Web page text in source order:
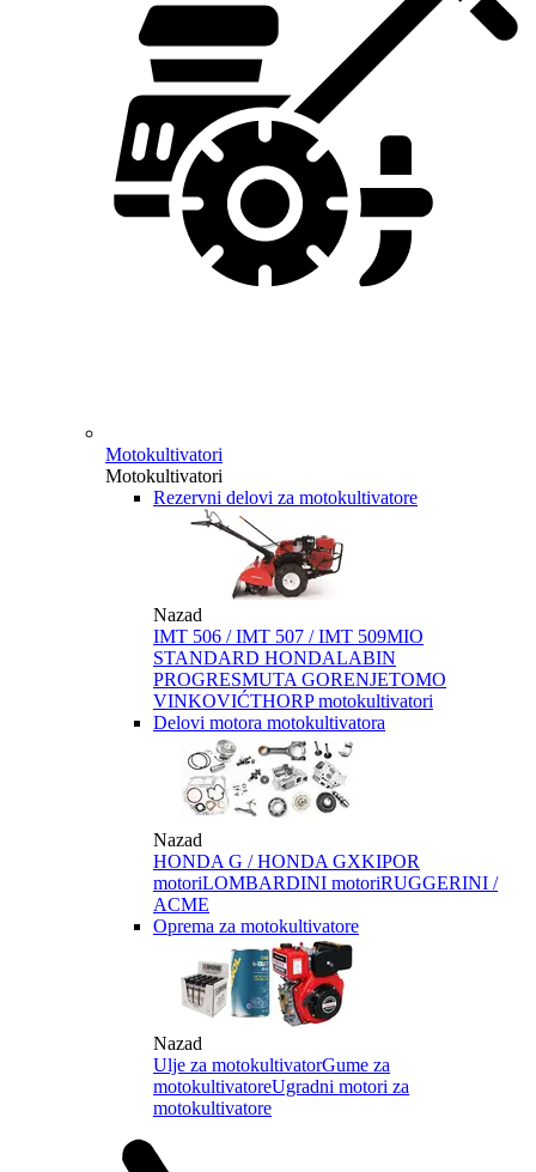
Motokultivatori
Motokultivatori
Rezervni delovi za motokultivatore
Nazad
IMT 506 / IMT 507 / IMT 509MIO
STANDARD HONDALABIN
PROGRESMUTA GORENJETOMO
VINKOVIĆTHORP motokultivatori
Delovi motora motokultivatora
Nazad
HONDA G / HONDA GXKIPOR
motoriLOMBARDINI motoriRUGGERINI /
ACME
Oprema za motokultivatore
Nazad
Ulje za motokultivatorGume za
motokultivatoreUgradni motori za
motokultivatore